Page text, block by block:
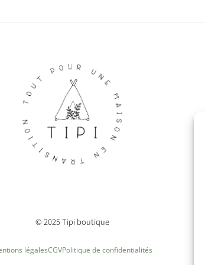
© 2025 Tipi boutique
légalesCGVPolitique de confidentialités